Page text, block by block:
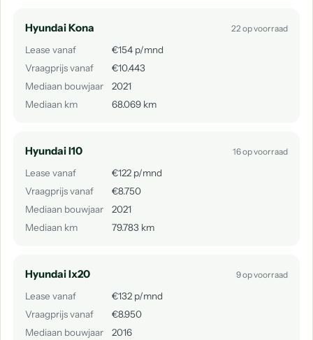
Hyundai Kona 22 op voorraad
Lease vanaf
€154 p/mnd
Vraagprijs vanaf
€10.443
Mediaan bouwjaar
2021
Mediaan km
68.069 km
Hyundai I10 16 op voorraad
Lease vanaf
€122 p/mnd
Vraagprijs vanaf
€8.750
Mediaan bouwjaar
2021
Mediaan km
79.783 km
Hyundai Ix20 9 op voorraad
Lease vanaf
€132 p/mnd
Vraagprijs vanaf
€8.950
Mediaan bouwjaar
2016